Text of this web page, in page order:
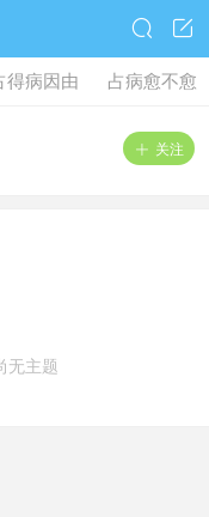


得病因由 占病愈不愈
 关注
无主题